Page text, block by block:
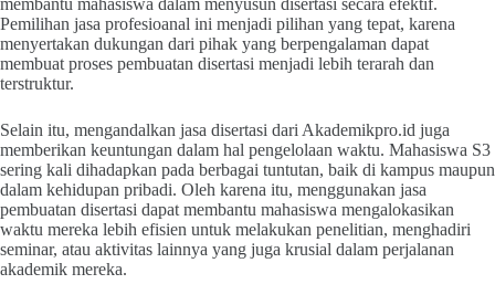
membantu mahasiswa dalam menyusun disertasi secara efektif.
Pemilihan jasa profesioanal ini menjadi pilihan yang tepat, karena
menyertakan dukungan dari pihak yang berpengalaman dapat
membuat proses pembuatan disertasi menjadi lebih terarah dan
terstruktur.
Selain itu, mengandalkan jasa disertasi dari Akademikpro.id juga
memberikan keuntungan dalam hal pengelolaan waktu. Mahasiswa S3
sering kali dihadapkan pada berbagai tuntutan, baik di kampus maupun
dalam kehidupan pribadi. Oleh karena itu, menggunakan jasa
pembuatan disertasi dapat membantu mahasiswa mengalokasikan
waktu mereka lebih efisien untuk melakukan penelitian, menghadiri
seminar, atau aktivitas lainnya yang juga krusial dalam perjalanan
akademik mereka.